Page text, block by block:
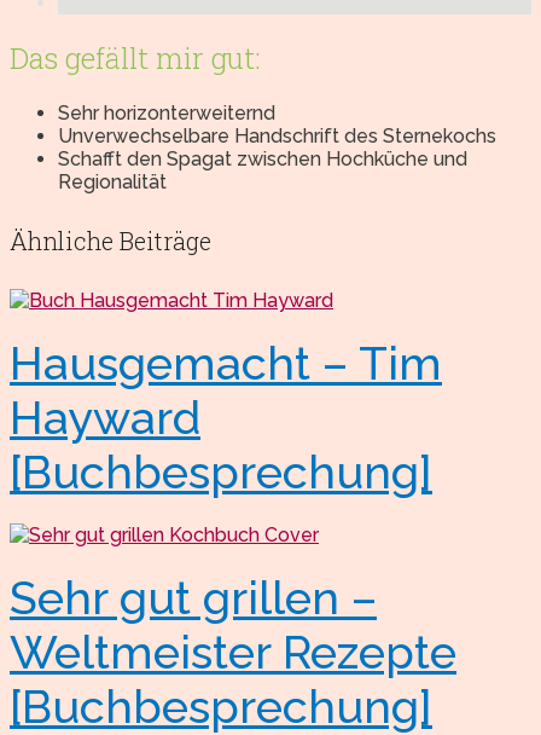
Das gefällt mir gut:
Sehr horizonterweiternd
Unverwechselbare Handschrift des Sternekochs
Schafft den Spagat zwischen Hochküche und
Regionalität
Ähnliche Beiträge
Hausgemacht – Tim
Hayward
[Buchbesprechung]
Sehr gut grillen –
Weltmeister Rezepte
[Buchbesprechung]